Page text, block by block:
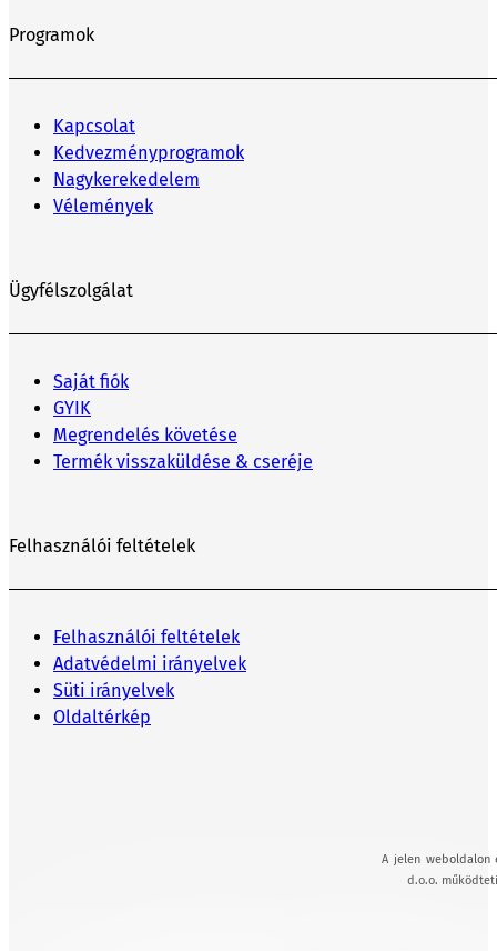
Programok
Kapcsolat
Kedvezményprogramok
Nagykerekedelem
Vélemények
Ügyfélszolgálat
Saját fiók
GYIK
Megrendelés követése
Termék visszaküldése & cseréje
Felhasználói feltételek
Felhasználói feltételek
Adatvédelmi irányelvek
Süti irányelvek
Oldaltérkép
A jelen weboldalon
d.o.o.